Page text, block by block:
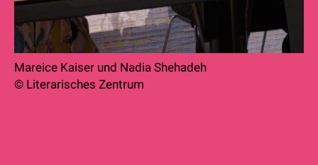
Mareice Kaiser und Nadia Shehadeh
© Literarisches Zentrum